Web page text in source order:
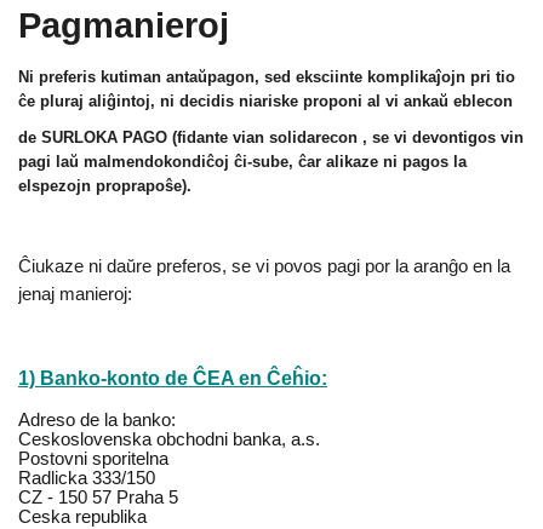
Pagmanieroj
Ni preferis kutiman antaŭpagon, sed eksciinte komplikaĵojn pri tio
ĉe pluraj aliĝintoj, ni decidis niariske proponi al vi ankaŭ eblecon
de SURLOKA PAGO (fidante vian solidarecon , se vi devontigos vin
pagi laŭ malmendokondiĉoj ĉi-sube, ĉar alikaze ni pagos la
elspezojn proprapoŝe).
Ĉiukaze ni daŭre preferos, se vi povos pagi por la aranĝo en la
jenaj manieroj:
1) Banko-konto de ĈEA en Ĉeĥio:
Adreso de la banko:
Ceskoslovenska obchodni banka, a.s.
Postovni sporitelna
Radlicka 333/150
CZ - 150 57 Praha 5
Ceska republika